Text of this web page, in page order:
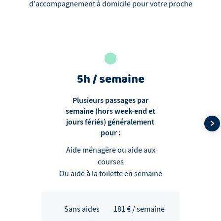
d'accompagnement à domicile pour votre proche
5h / semaine
Plusieurs passages par
semaine (hors week-end et
jours fériés) généralement
pour :
Aide ménagère ou aide aux
courses
Ou aide à la toilette en semaine
Sans aides 181 € / semaine